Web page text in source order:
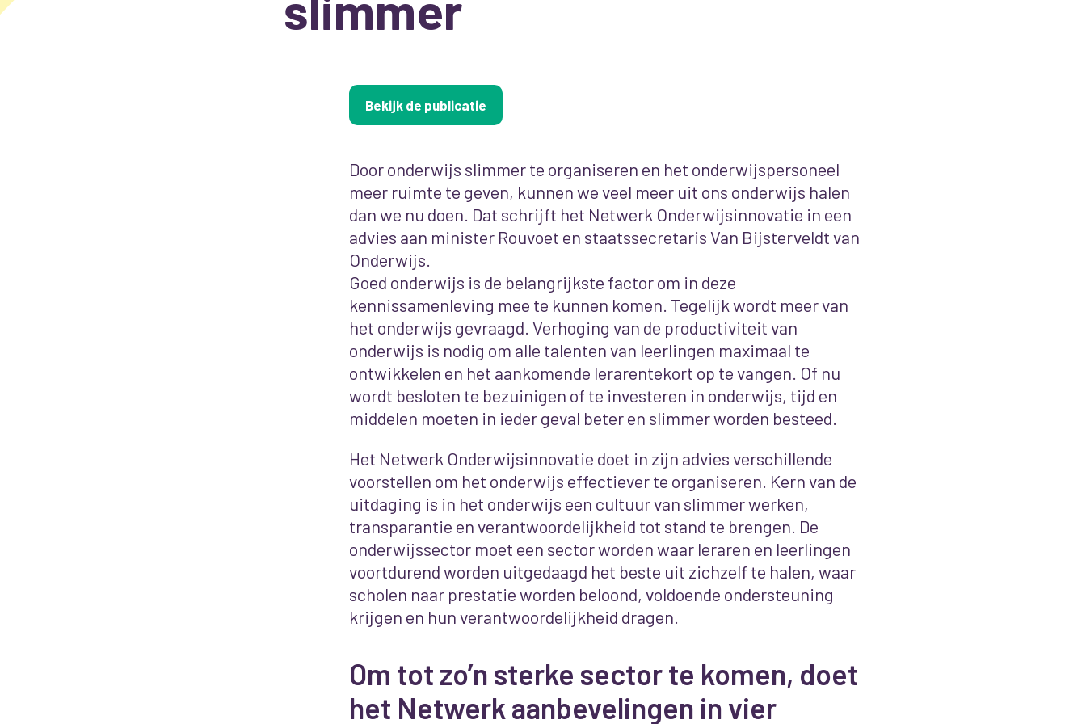
Bekijk de publicatie
Door onderwijs slimmer te organiseren en het onderwijspersoneel
meer ruimte te geven, kunnen we veel meer uit ons onderwijs halen
dan we nu doen. Dat schrijft het Netwerk Onderwijsinnovatie in een
advies aan minister Rouvoet en staatssecretaris Van Bijsterveldt van
Onderwijs.
Goed onderwijs is de belangrijkste factor om in deze
kennissamenleving mee te kunnen komen. Tegelijk wordt meer van
het onderwijs gevraagd. Verhoging van de productiviteit van
onderwijs is nodig om alle talenten van leerlingen maximaal te
ontwikkelen en het aankomende lerarentekort op te vangen. Of nu
wordt besloten te bezuinigen of te investeren in onderwijs, tijd en
middelen moeten in ieder geval beter en slimmer worden besteed.
Het Netwerk Onderwijsinnovatie doet in zijn advies verschillende
voorstellen om het onderwijs effectiever te organiseren. Kern van de
uitdaging is in het onderwijs een cultuur van slimmer werken,
transparantie en verantwoordelijkheid tot stand te brengen. De
onderwijssector moet een sector worden waar leraren en leerlingen
voortdurend worden uitgedaagd het beste uit zichzelf te halen, waar
scholen naar prestatie worden beloond, voldoende ondersteuning
krijgen en hun verantwoordelijkheid dragen.
Om tot zo’n sterke sector te komen, doet
het Netwerk aanbevelingen in vier